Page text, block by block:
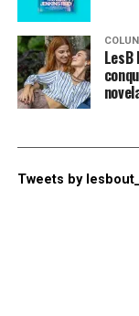
Tweets by